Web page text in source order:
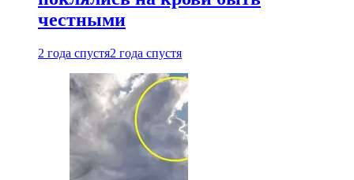
честными
2 года спустя2 года спустя